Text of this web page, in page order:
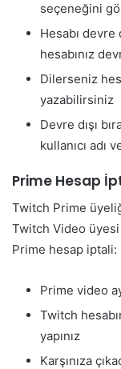
seçeneğini
Hesabı devre
hesabınız
Dilerseniz
yazabilirsiniz
Devre dışı
kullanıcı adı
Prime Hesap
Twitch Prime
Twitch Video
Prime hesap iptali:
Prime video
Twitch
yapınız
Karşınıza